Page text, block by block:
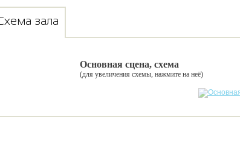
зала
Основная сцена, схема
(для увеличения схемы, нажмите на неё)